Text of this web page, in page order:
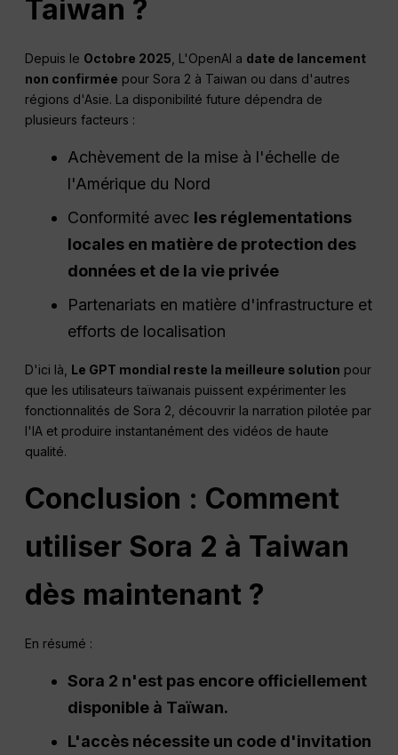
Taiwan ?
Depuis le Octobre 2025 , L'OpenAI a date de lancement
non confirmée pour Sora 2 à Taiwan ou dans d'autres
régions d'Asie. La disponibilité future dépendra de
plusieurs facteurs :
Achèvement de la mise à l'échelle de
l'Amérique du Nord
Conformité avec les réglementations
locales en matière de protection des
données et de la vie privée
Partenariats en matière d'infrastructure et
efforts de localisation
D'ici là, Le GPT mondial reste la meilleure solution pour
que les utilisateurs taïwanais puissent expérimenter les
fonctionnalités de Sora 2, découvrir la narration pilotée par
l'IA et produire instantanément des vidéos de haute
qualité.
Conclusion : Comment
utiliser Sora 2 à Taiwan
dès maintenant ?
En résumé :
Sora 2 n'est pas encore officiellement
disponible à Taïwan.
L'accès nécessite un code d'invitation